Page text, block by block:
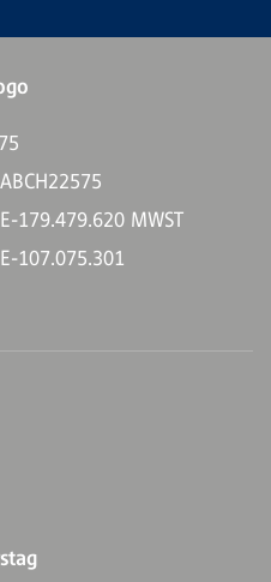
179.479.620 MWST
107.075.301